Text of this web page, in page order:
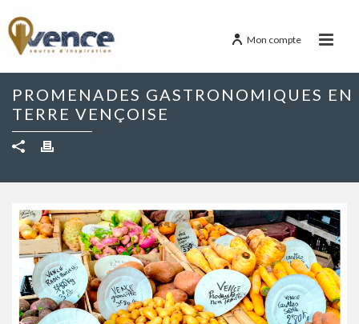
Mon compte
PROMENADES GASTRONOMIQUES EN
TERRE VENÇOISE